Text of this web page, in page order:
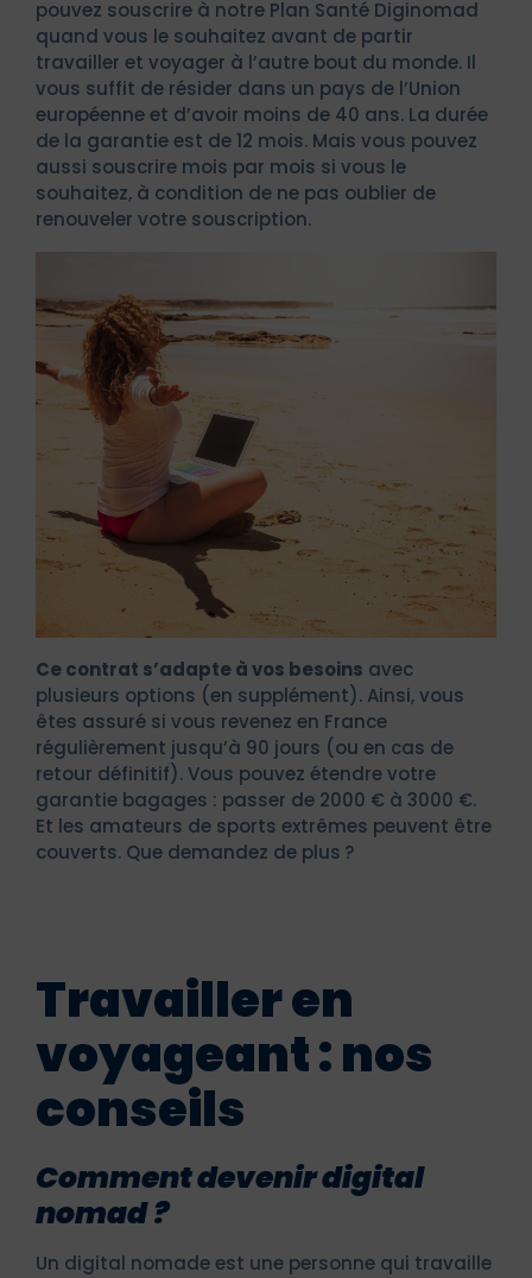
pouvez souscrire à notre Plan Santé Diginomad
quand vous le souhaitez avant de partir
travailler et voyager à l’autre bout du monde. Il
vous suffit de résider dans un pays de l’Union
européenne et d’avoir moins de 40 ans. La durée
de la garantie est de 12 mois. Mais vous pouvez
aussi souscrire mois par mois si vous le
souhaitez, à condition de ne pas oublier de
renouveler votre souscription.
Ce contrat s’adapte à vos besoins avec
plusieurs options (en supplément). Ainsi, vous
êtes assuré si vous revenez en France
régulièrement jusqu’à 90 jours (ou en cas de
retour définitif). Vous pouvez étendre votre
garantie bagages : passer de 2000 € à 3000 €.
Et les amateurs de sports extrêmes peuvent être
couverts. Que demandez de plus ?
Travailler en
voyageant : nos
conseils
Comment devenir digital
nomad ?
Un digital nomade est une personne qui travaille